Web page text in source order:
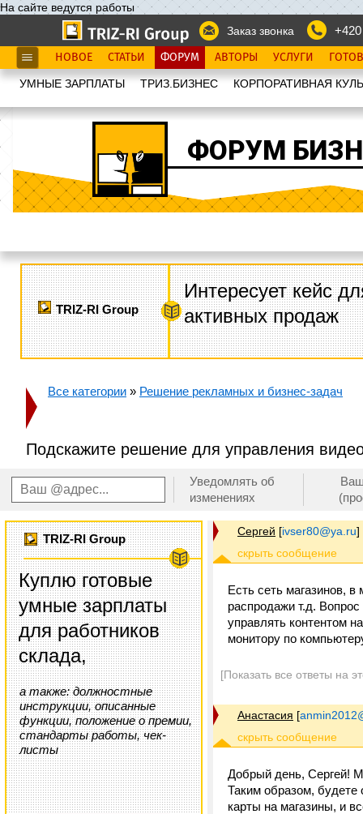
На сайте ведутся работы
Заказ звонка
НОВОЕ СТАТЬИ ФОРУМ АВТОРЫ УСЛУГИ
УМНЫЕ ЗАРПЛАТЫ ТРИЗ.БИЗНЕС КОРПОРАТИВНАЯ
ФОРУМ
TRIZ-RI Group
Интересует кейс
активных продаж
Все категории » Решение рекламных и бизнес-задач
Подскажите решение для управления
Уведомлять об
изменениях
TRIZ-RI Group
Куплю готовые
умные зарплаты
для работников
склада,
а также: должностные
инструкции, описанные
функции, положение о премии,
стандарты работы, чек-
листы
Сергей [ivser80@ya.ru]
Есть сеть магазинов,
распродажи т.д.
управлять контентом
монитору по
[Показать все ответы на
Анастасия [
Добрый день, Сергей!
Таким образом,
карты на магазины, и